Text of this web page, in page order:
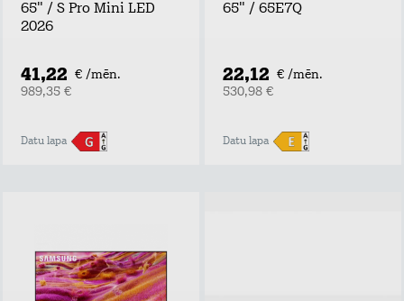
65" / S Pro Mini LED
2026
41,22 € /mēn.
989,35 €
Datu lapa
65" / 65E7Q
22,12 € /mēn.
530,98 €
Datu lapa